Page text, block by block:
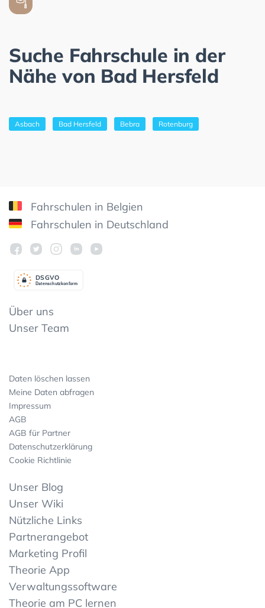
Suche Fahrschule in der
Nähe von Bad Hersfeld
Asbach Bad Hersfeld Bebra Rotenburg
Fahrschulen in Belgien
Fahrschulen in Deutschland
Datenschutzkonform
DSGVO
Über uns
Unser Team
Daten löschen lassen
Meine Daten abfragen
Impressum
AGB
AGB für Partner
Datenschutzerklärung
Cookie Richtlinie
Unser Blog
Unser Wiki
Nützliche Links
Partnerangebot
Marketing Profil
Theorie App
Verwaltungssoftware
Theorie am PC lernen